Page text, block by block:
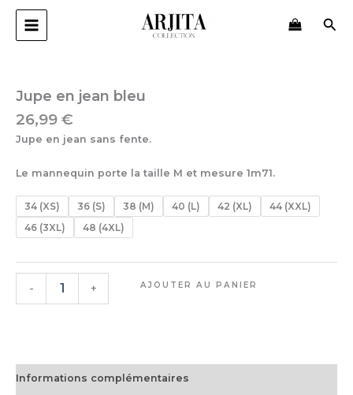
Aller
contenu
Jupe en jean bleu
26,99 €
Jupe en jean sans fente.
Le mannequin porte la taille M et mesure 1m71.
34 (XS) 36 (S) 38 (M) 40 (L) 42 (XL)
44 (XXL)
46 (3XL)
48 (4XL)
-
Jupe
en
jean
bleu
+ AJOUTER AU PANIER
Informations complémentaires